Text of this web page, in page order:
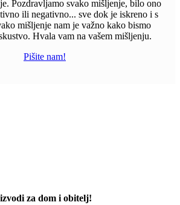
Pozdravljamo svako mišljenje, bilo ono
ili negativno... sve dok je iskreno i s
mišljenje nam je važno kako bismo
Hvala vam na vašem mišljenju.
Pišite nam!
za dom i obitelj!